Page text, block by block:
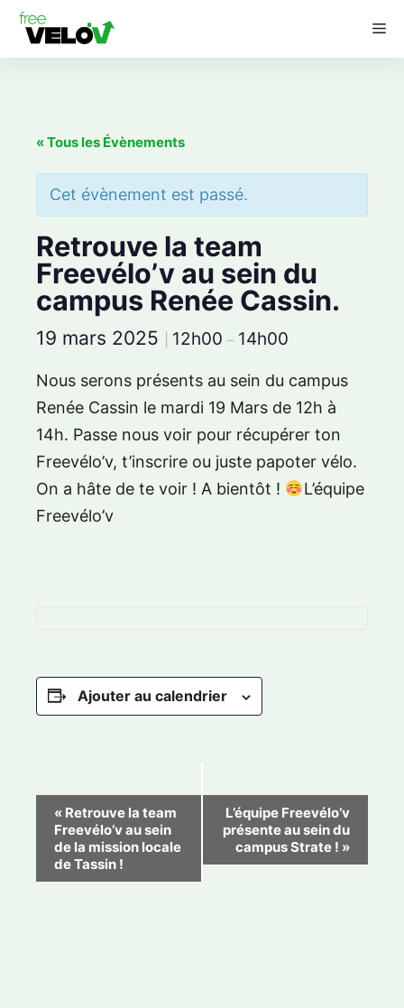
Aller
« Tous les Évènements
Cet évènement est passé.
Retrouve la team
Freevélo’v au sein du
campus Renée Cassin.
19 mars 2025 12h00 – 14h00
Nous serons présents au sein du campus
Renée Cassin le mardi 19 Mars de 12h à
14h. Passe nous voir pour récupérer ton
Freevélo’v, t’inscrire ou juste papoter vélo.
On a hâte de te voir ! A bientôt !
L’équipe
Freevélo’v
Ajouter au calendrier
i
« Retrouve la team
Freevélo’v au sein
de la mission locale
de Tassin !
L’équipe Freevélo’v
présente au sein du
campus Strate ! »